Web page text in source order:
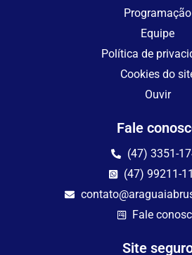
Programação
Equipe
Política de
Cookies do
Ouvir
Fale
(47) 3351-
(47) 99211-
Fale
Site